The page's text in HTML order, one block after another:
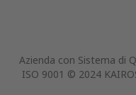
Azienda con Sistema di
ISO 9001 © 2024